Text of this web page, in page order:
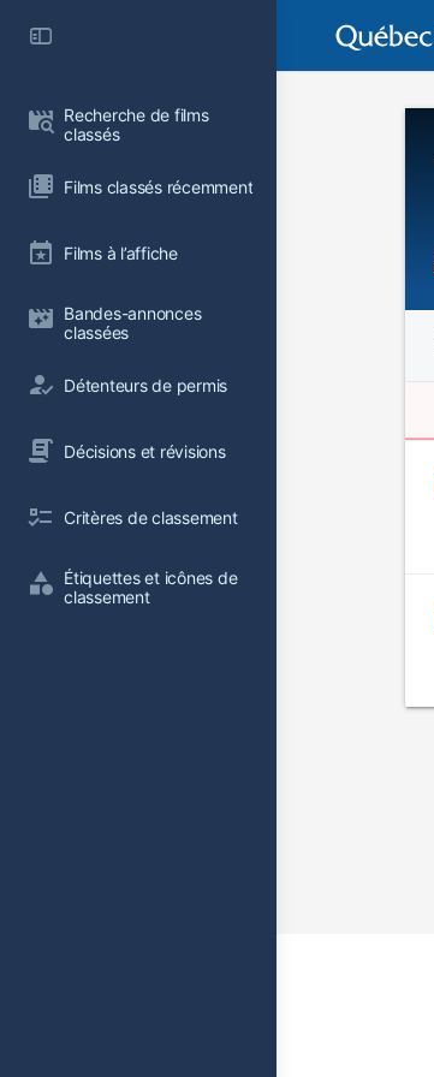
Recherche de films
classés
Films classés récemment
Films à l’affiche
Bandes-annonces
classées
Détenteurs de permis
Décisions et révisions
Critères de classement
Étiquettes et icônes de
classement